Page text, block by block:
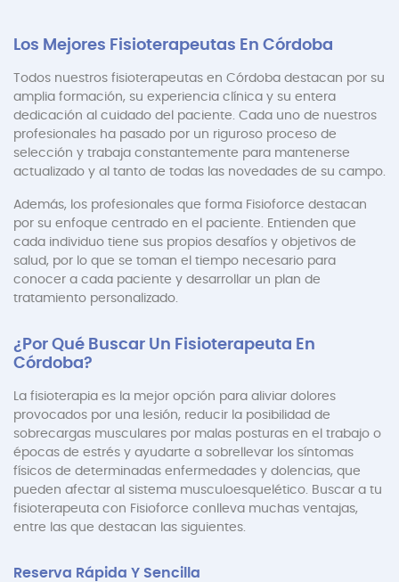
Los Mejores Fisioterapeutas En Córdoba
Todos nuestros fisioterapeutas en Córdoba destacan por su
amplia formación, su experiencia clínica y su entera
dedicación al cuidado del paciente. Cada uno de nuestros
profesionales ha pasado por un riguroso proceso de
selección y trabaja constantemente para mantenerse
actualizado y al tanto de todas las novedades de su campo.
Además, los profesionales que forma Fisioforce destacan
por su enfoque centrado en el paciente. Entienden que
cada individuo tiene sus propios desafíos y objetivos de
salud, por lo que se toman el tiempo necesario para
conocer a cada paciente y desarrollar un plan de
tratamiento personalizado.
¿Por Qué Buscar Un Fisioterapeuta En
Córdoba?
La fisioterapia es la mejor opción para aliviar dolores
provocados por una lesión, reducir la posibilidad de
sobrecargas musculares por malas posturas en el trabajo o
épocas de estrés y ayudarte a sobrellevar los síntomas
físicos de determinadas enfermedades y dolencias, que
pueden afectar al sistema musculoesquelético. Buscar a tu
fisioterapeuta con Fisioforce conlleva muchas ventajas,
entre las que destacan las siguientes.
Reserva Rápida Y Sencilla